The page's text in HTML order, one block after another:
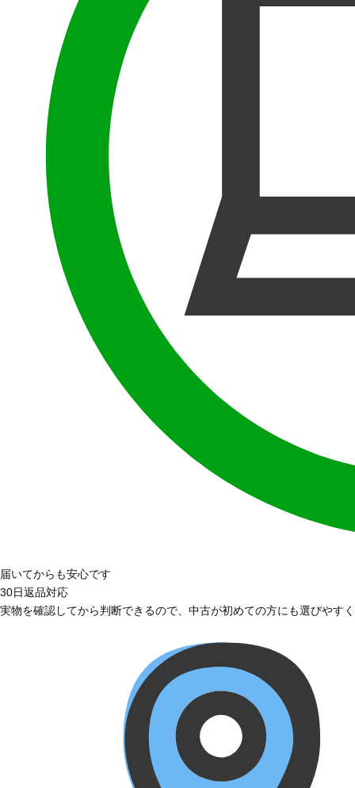
届いてからも安心です
30日返品対応
実物を確認してから判断できるので、中古が初めての方にも選びやす